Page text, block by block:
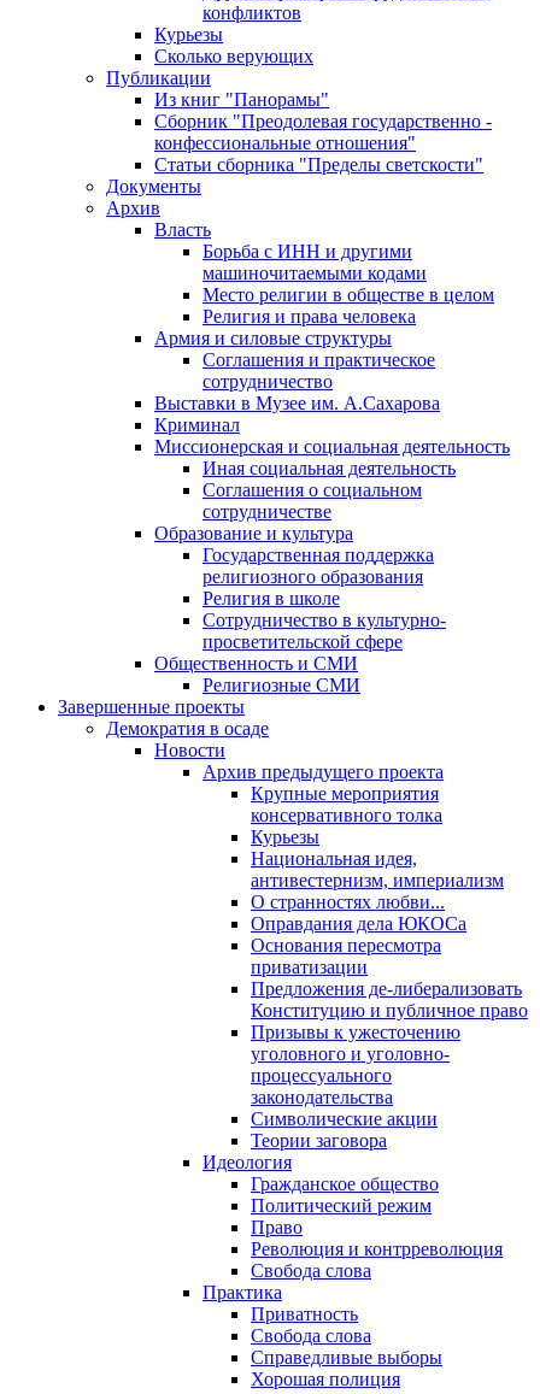
конфликтов
Курьезы
Сколько верующих
Публикации
Из книг "Панорамы"
Сборник "Преодолевая государственно -
конфессиональные отношения"
Статьи сборника "Пределы светскости"
Документы
Архив
Власть
Борьба с ИНН и другими
машиночитаемыми кодами
Место религии в обществе в целом
Религия и права человека
Армия и силовые структуры
Соглашения и практическое
сотрудничество
Выставки в Музее им. А.Сахарова
Криминал
Миссионерская и социальная деятельность
Иная социальная деятельность
Соглашения о социальном
сотрудничестве
Образование и культура
Государственная поддержка
религиозного образования
Религия в школе
Сотрудничество в культурно-
просветительской сфере
Общественность и СМИ
Религиозные СМИ
Завершенные проекты
Демократия в осаде
Новости
Архив предыдущего проекта
Крупные мероприятия
консервативного толка
Курьезы
Национальная идея,
антивестернизм, империализм
О странностях любви...
Оправдания дела ЮКОСа
Основания пересмотра
приватизации
Предложения де-либерализовать
Конституцию и публичное право
Призывы к ужесточению
уголовного и уголовно-
процессуального
законодательства
Символические акции
Теории заговора
Идеология
Гражданское общество
Политический режим
Право
Революция и контрреволюция
Свобода слова
Практика
Приватность
Свобода слова
Справедливые выборы
Хорошая полиция